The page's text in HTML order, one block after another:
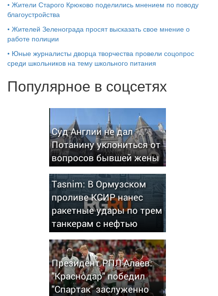
• Жители Старого Крюково поделились мнением по поводу
благоустройства
• Жителей Зеленограда просят высказать свое мнение о
работе полиции
• Юные журналисты дворца творчества провели соцопрос
среди школьников на тему школьного питания
Популярное в соцсетях
Суд Англии не дал
Потанину уклониться от
вопросов бывшей жены
Tasnim: В Ормузском
проливе КСИР нанес
ракетные удары по трем
танкерам с нефтью
Президент РПЛ Алаев:
"Краснодар" победил
"Спартак" заслуженно